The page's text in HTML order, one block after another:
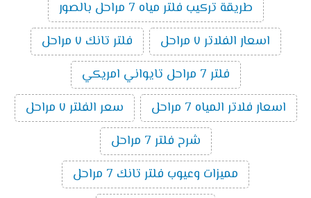
طريقة تركيب فلتر مياه 7 مراحل بالصور
اسعار الفلاتر ٧ مراحل
فلتر تانك ٧ مراحل
فلتر 7 مراحل تايواني امريكي
اسعار فلاتر المياه 7 مراحل
سعر الفلتر ٧ مراحل
شرح فلتر 7 مراحل
مميزات وعيوب فلتر تانك 7 مراحل